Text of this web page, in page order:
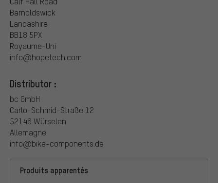
Barnoldswick
Lancashire
BB18 5PX
Royaume-Uni
info@hopetech.com
Distributor :
bc GmbH
Carlo-Schmid-Straße 12
52146 Würselen
Allemagne
info@bike-components.de
Produits apparentés